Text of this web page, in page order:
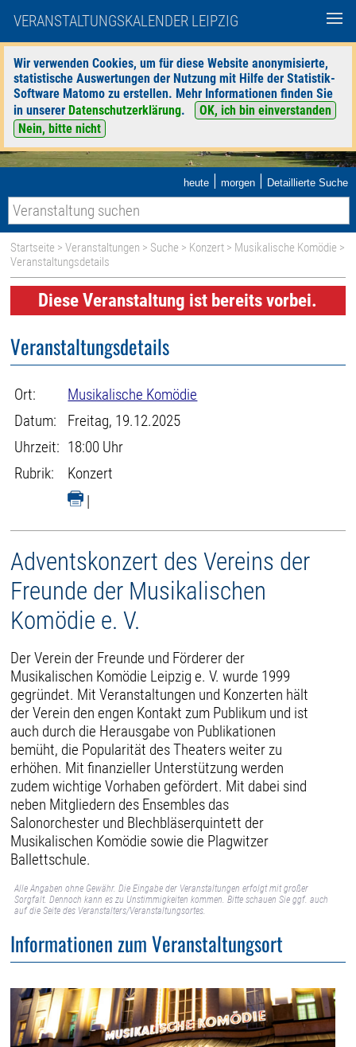
VERANSTALTUNGSKALENDER LEIPZIG
Wir verwenden Cookies, um für diese Website anonymisierte,
statistische Auswertungen der Nutzung mit Hilfe der Statistik-
Software Matomo zu erstellen. Mehr Informationen finden Sie
in unserer Datenschutzerklärung.
OK, ich bin einverstanden
Nein, bitte nicht
heute | morgen | Detaillierte Suche
Startseite >Veranstaltungen > Suche > Konzert > Musikalische Komödie >
Veranstaltungsdetails
Diese Veranstaltung ist bereits vorbei.
Veranstaltungsdetails
Ort:
Musikalische Komödie
Datum:
Freitag, 19.12.2025
Uhrzeit: 18:00 Uhr
Rubrik:
Konzert
|
Adventskonzert des Vereins der
Freunde der Musikalischen
Komödie e. V.
Der Verein der Freunde und Förderer der
Musikalischen Komödie Leipzig e. V. wurde 1999
gegründet. Mit Veranstaltungen und Konzerten hält
der Verein den engen Kontakt zum Publikum und ist
auch durch die Herausgabe von Publikationen
bemüht, die Popularität des Theaters weiter zu
erhöhen. Mit finanzieller Unterstützung werden
zudem wichtige Vorhaben gefördert. Mit dabei sind
neben Mitgliedern des Ensembles das
Salonorchester und Blechbläserquintett der
Musikalischen Komödie sowie die Plagwitzer
Ballettschule.
Alle Angaben ohne Gewähr. Die Eingabe der Veranstaltungen erfolgt mit großer
Sorgfalt. Dennoch kann es zu Unstimmigkeiten kommen. Bitte schauen Sie ggf. auch
auf die Seite des Veranstalters/Veranstaltungsortes.
Informationen zum Veranstaltungsort